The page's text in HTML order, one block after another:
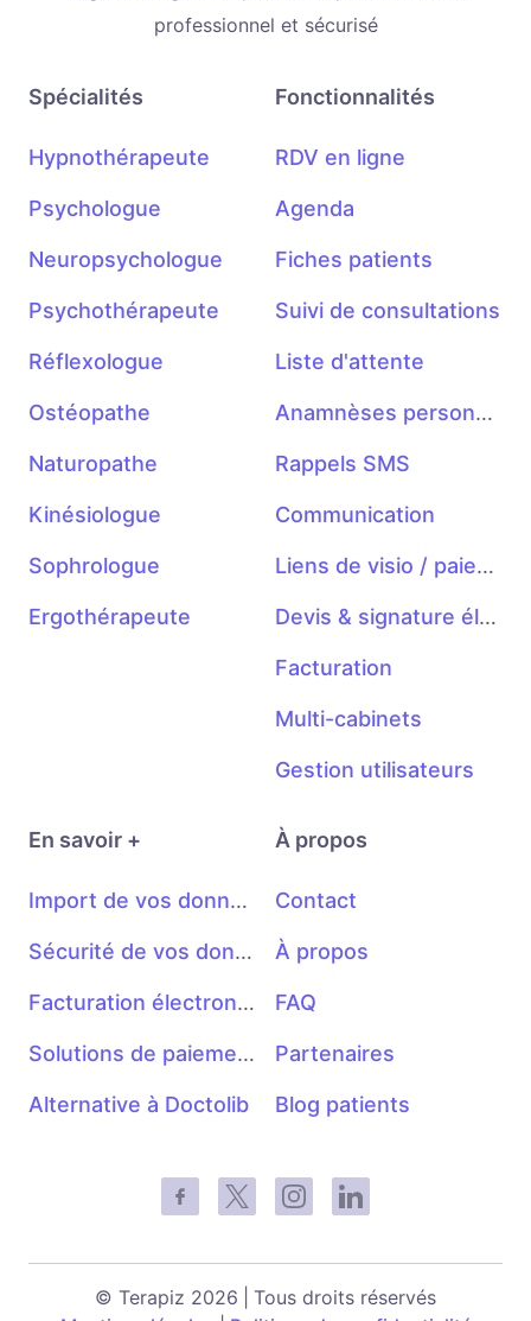
professionnel et sécurisé
Spécialités
Hypnothérapeute
Psychologue
Neuropsychologue
Psychothérapeute
Réflexologue
Ostéopathe
Naturopathe
Kinésiologue
Sophrologue
Ergothérapeute
Fonctionnalités
RDV en ligne
Agenda
Fiches patients
Suivi de consultations
Liste d'attente
Anamnèses personnalisables
Rappels SMS
Communication
Liens de visio / paiement
Devis & signature électronique
Facturation
Multi-cabinets
Gestion utilisateurs
En savoir +
Import de vos données • droit à la portabilité
Sécurité de vos données
Facturation électronique
Solutions de paiement en ligne
Alternative à Doctolib
À propos
Contact
À propos
FAQ
Partenaires
Blog patients
© Terapiz 2026
Tous droits réservés